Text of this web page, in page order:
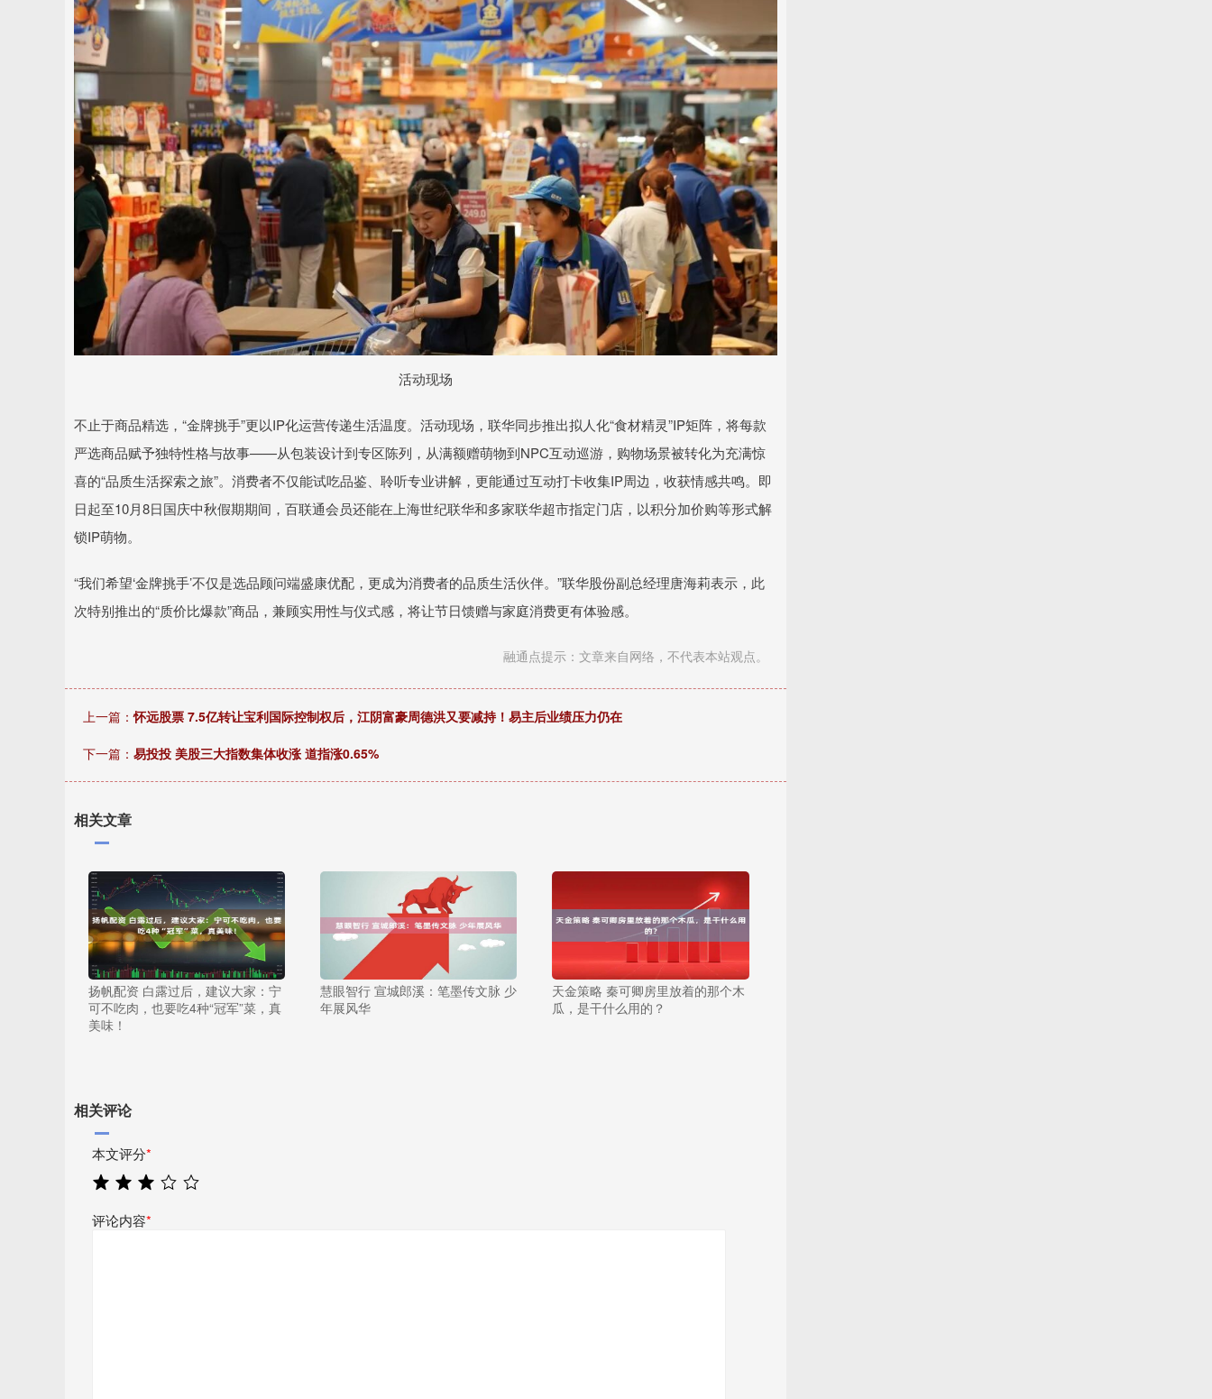
活动现场
不止于商品精选，“金牌挑手”更以IP化运营传递生活温度。活动现场，联华同步推出拟人化“食材精灵”IP矩阵，将每款
严选商品赋予独特性格与故事——从包装设计到专区陈列，从满额赠萌物到NPC互动巡游，购物场景被转化为充满惊
喜的“品质生活探索之旅”。消费者不仅能试吃品鉴、聆听专业讲解，更能通过互动打卡收集IP周边，收获情感共鸣。即
日起至10月8日国庆中秋假期期间，百联通会员还能在上海世纪联华和多家联华超市指定门店，以积分加价购等形式解
锁IP萌物。
“我们希望‘金牌挑手’不仅是选品顾问端盛康优配，更成为消费者的品质生活伙伴。”联华股份副总经理唐海莉表示，此
次特别推出的“质价比爆款”商品，兼顾实用性与仪式感，将让节日馈赠与家庭消费更有体验感。
融通点提示：文章来自网络，不代表本站观点。
上一篇：怀远股票 7.5亿转让宝利国际控制权后，江阴富豪周德洪又要减持！易主后业绩压力仍在
下一篇： 易投投 美股三大指数集体收涨 道指涨0.65%
相关文章
扬帆配资 白露过后，建议大家：宁
可不吃肉，也要吃4种“冠军”菜，真
美味！
慧眼智行 宣城郎溪：笔墨传文脉 少
年展风华
天金策略 秦可卿房里放着的那个木
瓜，是干什么用的？
相关评论
本文评分*
评论内容*